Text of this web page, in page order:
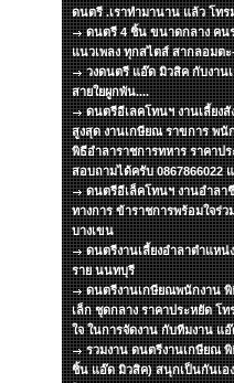
ดนตรี .เราทำมานาน แล้ว โทร
ดนตรี 4 ชิ้น ขนาดกลาง คน
แนวเพลง ทุกสไตส์ สากลอมต
วงดนตรี แอ๊ด มิวสิค กับงาน
สายใยผูกพัน....
ดนตรีอีเลคโทนฯ งานเลี้ยง
สูงสุด งานเกษียณ ราขการ พ
พิธีอำลาราชการทหาร ราคาป
สอบถามได้ครับ 0867866022
ดนตรีอีเล็คโทนฯ งานอำลา
ทางการ ข้าราชการพร้อมใจ
บางเขน
ดนตรีงานเลี้ยงอำลาตำแห
ราย นนทบุรี
ดนตรีงานเกษียณพนักงาน
เล็ก ชุดกลาง ราคาประหยัด โ
ใจ ในการจัดงาน กับทีมงาน แ
รวมงาน ดนตรีงานเกษียณ
ชิ้น แอ๊ด มิวสิค) สนุกเป็นกันเอ